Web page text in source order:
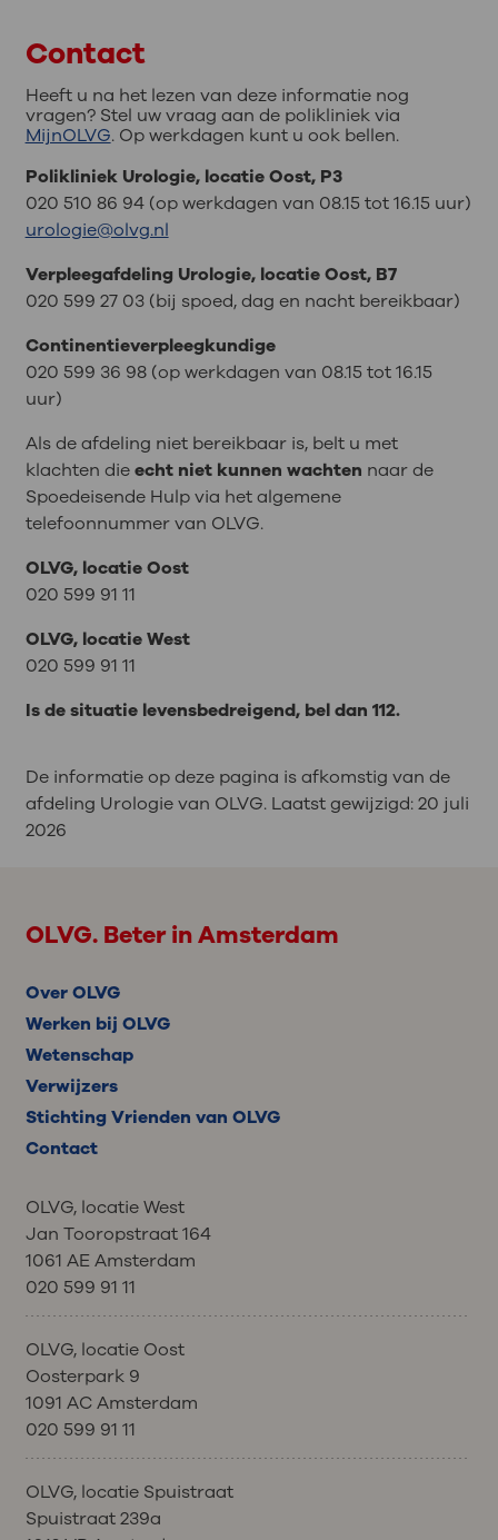
Contact
Heeft u na het lezen van deze informatie nog
vragen? Stel uw vraag aan de polikliniek via
MijnOLVG. Op werkdagen kunt u ook bellen.
Polikliniek Urologie, locatie Oost, P3
020 510 86 94 (op werkdagen van 08.15 tot 16.15 uur)
urologie@olvg.nl
Verpleegafdeling Urologie, locatie Oost, B7
020 599 27 03 (bij spoed, dag en nacht bereikbaar)
Continentieverpleegkundige
020 599 36 98 (op werkdagen van 08.15 tot 16.15
uur)
Als de afdeling niet bereikbaar is, belt u met
klachten dieecht niet kunnen wachten naar de
Spoedeisende Hulp via het algemene
telefoonnummer van OLVG.
OLVG, locatie Oost
020 599 91 11
OLVG, locatie West
020 599 91 11
Is de situatie levensbedreigend, bel dan 112.
De informatie op deze pagina is afkomstig van de
afdeling Urologie van OLVG. Laatst gewijzigd:20 juli
2026
OLVG. Beter in Amsterdam
Over OLVG
Werken bij OLVG
Wetenschap
Verwijzers
Stichting Vrienden van OLVG
Contact
OLVG, locatie West
Jan Tooropstraat 164
1061 AE Amsterdam
020 599 91 11
OLVG, locatie Oost
Oosterpark 9
1091 AC Amsterdam
020 599 91 11
OLVG, locatie Spuistraat
Spuistraat 239a